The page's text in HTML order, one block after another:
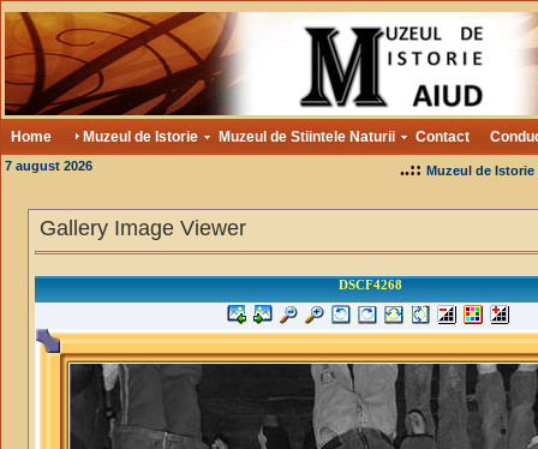
Home Muzeul de Istorie Muzeul de Stiintele Naturii Contact
7 august 2026 ..:: Muzeul de Istorie
Gallery Image Viewer
DSCF4268